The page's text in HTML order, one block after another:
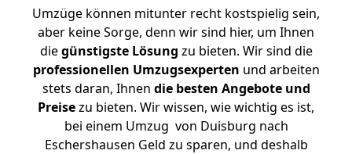
Umzüge können mitunter recht kostspielig sein,
aber keine Sorge, denn wir sind hier, um Ihnen
diegünstigste Lösung zu bieten. Wir sind die
professionellen Umzugsexperten und arbeiten
stets daran, Ihnen die besten Angebote und
Preisezu bieten. Wir wissen, wie wichtig es ist,
bei einem Umzug von Duisburg nach
Eschershausen Geld zu sparen, und deshalb